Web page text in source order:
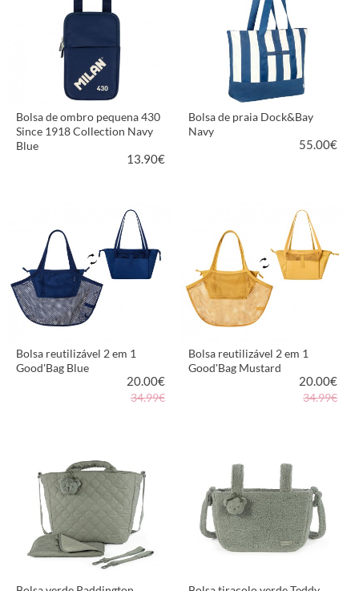
Bolsa de ombro pequena 430
Since 1918 Collection Navy
Blue
13.90€
VER PRODUTO
Bolsa de praia Dock&Bay
Navy
55.00€
VER PRODUTO
Bolsa reutilizável 2 em 1
Good'Bag Blue
20.00€
34.99€
Bolsa reutilizável 2 em 1
Good'Bag Mustard
20.00€
34.99€